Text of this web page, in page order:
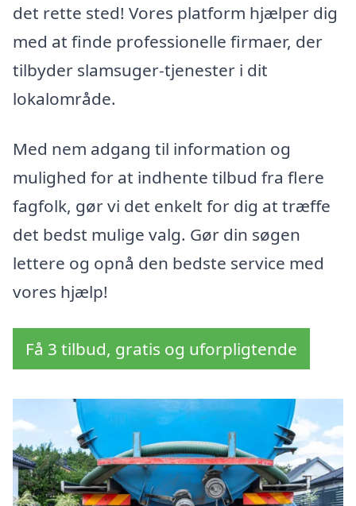
det rette sted! Vores platform hjælper dig
med at finde professionelle firmaer, der
tilbyder slamsuger-tjenester i dit
lokalområde.
Med nem adgang til information og
mulighed for at indhente tilbud fra flere
fagfolk, gør vi det enkelt for dig at træffe
det bedst mulige valg. Gør din søgen
lettere og opnå den bedste service med
vores hjælp!
Få 3 tilbud, gratis og uforpligtende